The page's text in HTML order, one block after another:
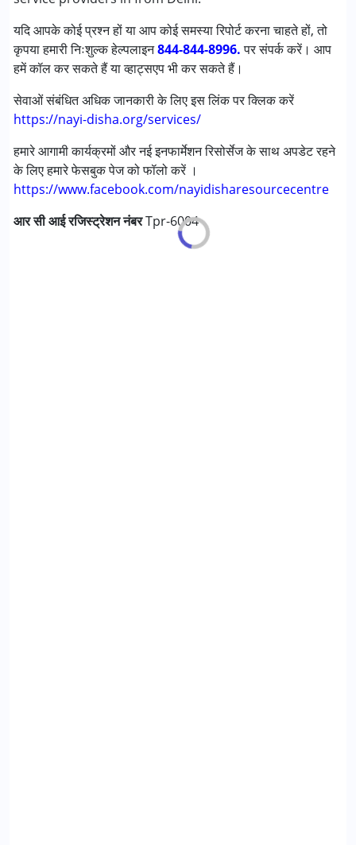
यदि आपके कोई प्रश्न हों या आप कोई समस्या रिपोर्ट करना चाहते हों, तो
कृपया हमारी निःशुल्क हेल्पलाइन844-844-8996.पर संपर्क करें। आप
हमें कॉल कर सकते हैं या व्हाट्सएप भी कर सकते हैं।
सेवाओं संबंधित अधिक जानकारी के लिए इस लिंक पर क्लिक करें
https://nayi-disha.org/services/
हमारे आगामी कार्यक्रमों और नई इनफार्मेशन रिसोर्सेज के साथ अपडेट रहने
के लिए हमारे फेसबुक पेज को फॉलो करें ।
https://www.facebook.com/nayidisharesourcecentre
आर सी आई रजिस्ट्रेशन नंबरTpr-6004